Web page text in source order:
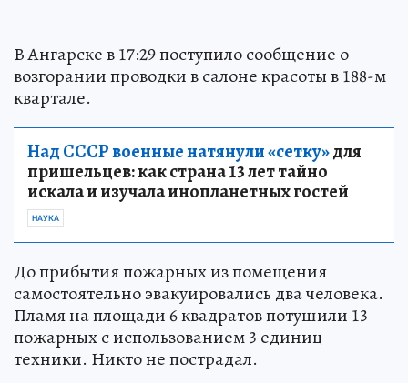
В Ангарске в 17:29 поступило сообщение о
возгорании проводки в салоне красоты в 188-м
квартале.
Над СССР военные натянули «сетку»для
пришельцев: как страна 13 лет тайно
искала и изучала инопланетных гостей
НАУКА
До прибытия пожарных из помещения
самостоятельно эвакуировались два человека.
Пламя на площади 6 квадратов потушили 13
пожарных с использованием 3 единиц
техники. Никто не пострадал.